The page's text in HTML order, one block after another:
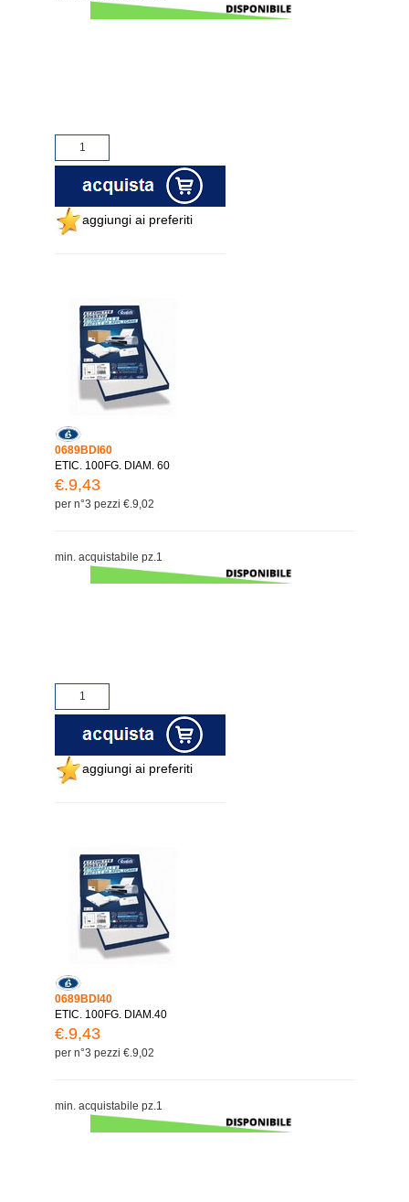
aggiungi ai preferiti
0689BDI60
ETIC. 100FG. DIAM. 60
€.9,43
per n°3 pezzi €.9,02
min. acquistabile pz.1
aggiungi ai preferiti
0689BDI40
ETIC. 100FG. DIAM.40
€.9,43
per n°3 pezzi €.9,02
min. acquistabile pz.1